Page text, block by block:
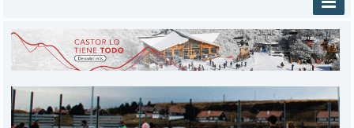
INICIO
PROVINCIALES
DEPORTES
POLICIALES